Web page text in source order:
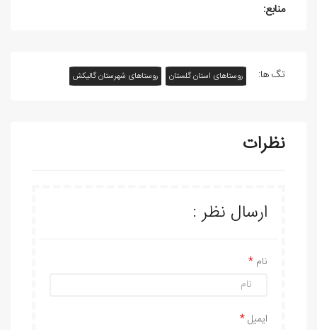
منابع:
تگ ها: روستاهای استان گلستان روستاهای شهرستان گالیکش
نظرات
ارسال نظر :
نام
ایمیل